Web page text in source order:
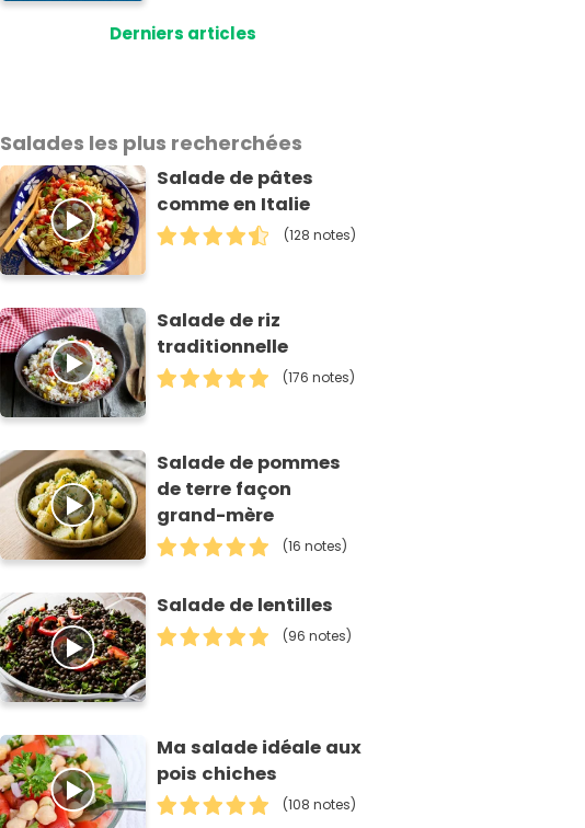
Derniers articles
Salades les plus recherchées
Salade de pâtes
comme en Italie
(128 notes)
Salade de riz
traditionnelle
(176 notes)
Salade de pommes
de terre façon
grand-mère
(16 notes)
Salade de lentilles
(96 notes)
Ma salade idéale aux
pois chiches
(108 notes)